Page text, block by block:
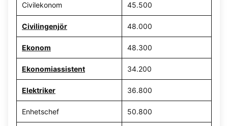
Civilekonom 45.500
Civilingenjör 48.000
Ekonom 48.300
Ekonomiassistent 34.200
Elektriker 36.800
Enhetschef 50.800